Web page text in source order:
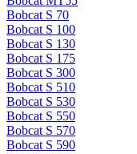
Bobcat S 70
Bobcat S 100
Bobcat S 130
Bobcat S 175
Bobcat S 300
Bobcat S 510
Bobcat S 530
Bobcat S 550
Bobcat S 570
Bobcat S 590